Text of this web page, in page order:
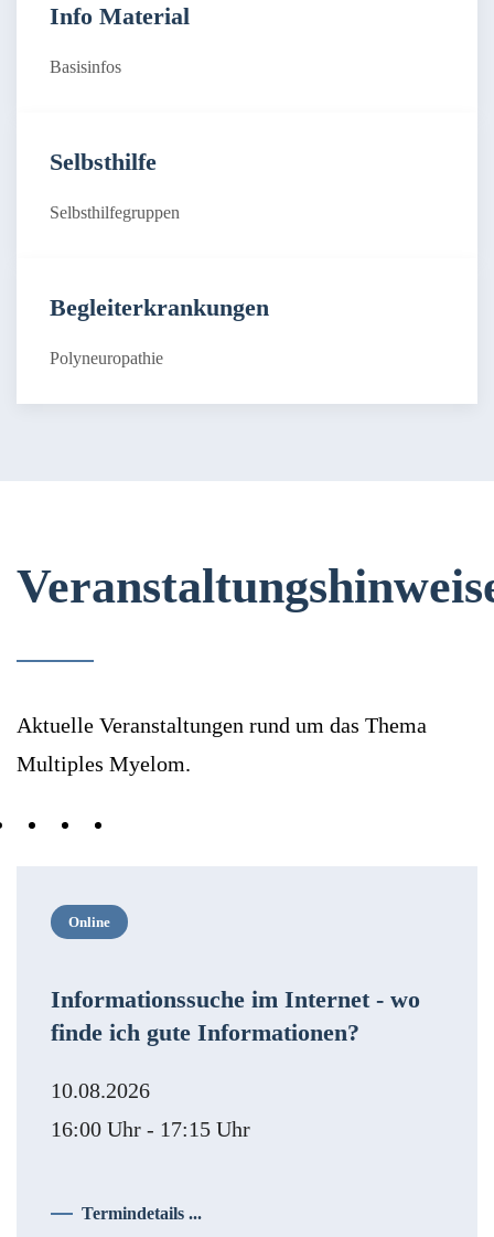
Info Material
Basisinfos
Selbsthilfe
Selbsthilfegruppen
Begleiterkrankungen
Polyneuropathie
Aktuelle Veranstaltungen rund um das Thema
Multiples Myelom.
Online
Informationssuche im Internet - wo
finde ich gute Informationen?
10.08.2026
16:00 Uhr - 17:15 Uhr
Termindetails ...